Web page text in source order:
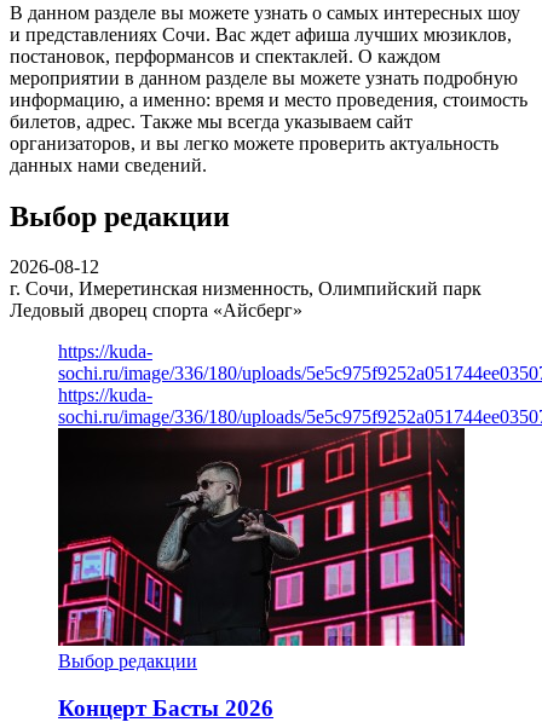
В данном разделе вы можете узнать о самых интересных шоу
и представлениях Сочи. Вас ждет афиша лучших мюзиклов,
постановок, перформансов и спектаклей. О каждом
мероприятии в данном разделе вы можете узнать подробную
информацию, а именно: время и место проведения, стоимость
билетов, адрес. Также мы всегда указываем сайт
организаторов, и вы легко можете проверить актуальность
данных нами сведений.
Выбор редакции
2026-08-12
г. Сочи, Имеретинская низменность, Олимпийский парк
Ледовый дворец спорта «Айсберг»
https://kuda-
sochi.ru/image/336/180/uploads/
https://kuda-
sochi.ru/image/336/180/uploads/
Выбор редакции
Концерт Басты 2026